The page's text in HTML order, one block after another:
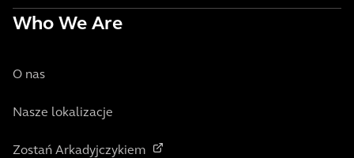
Who We Are
O nas
Nasze lokalizacje
Zostań Arkadyjczykiem